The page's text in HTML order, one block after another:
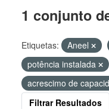
1 conjunto
Etiquetas: Aneel
potência instalada
acrescimo de
Filtrar Resultados